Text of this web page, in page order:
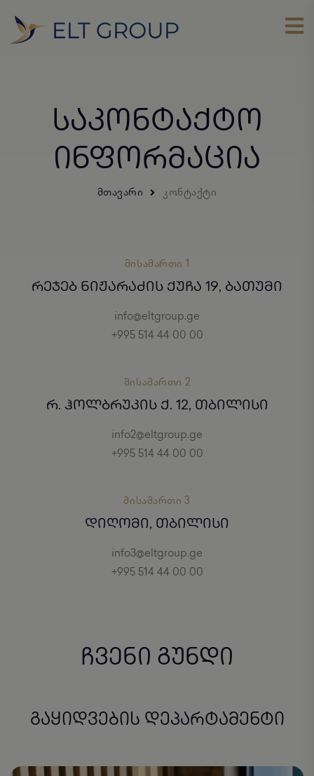
ᲡᲐᲙᲝᲜᲢᲐᲥᲢᲝ
ᲘᲜᲤᲝᲠᲛᲐᲪᲘᲐ
ᲛᲗᲐᲕᲐᲠᲘ ᲙᲝᲜᲢᲐᲥᲢᲘ
ᲛᲘᲡᲐᲛᲐᲠᲗᲘ 1
ᲠᲔᲯᲔᲑ ᲜᲘᲟᲐᲠᲐᲫᲘᲡ ᲥᲣᲩᲐ 19, ᲑᲐᲗᲣᲛᲘ
info@eltgroup.ge
+995 514 44 00 00
ᲛᲘᲡᲐᲛᲐᲠᲗᲘ 2
Რ. ᲰᲝᲚᲑᲠᲣᲙᲘᲡ Ქ. 12, ᲗᲑᲘᲚᲘᲡᲘ
info2@eltgroup.ge
+995 514 44 00 00
ᲛᲘᲡᲐᲛᲐᲠᲗᲘ 3
ᲓᲘᲦᲝᲛᲘ, ᲗᲑᲘᲚᲘᲡᲘ
info3@eltgroup.ge
+995 514 44 00 00
ჩვენი გუნდი
გაყიდვების დეპარტამენტი